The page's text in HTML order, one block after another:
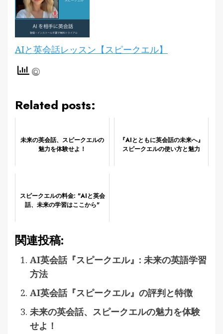
AIと英会話レッスン【スピークエル】
Related posts:
未来の英会話、スピークエルの
魅力を体験せよ！
『AIとともに英会話の未来へ』
スピークエルの使い方と魅力
スピークエルの料金: "AIと英会
話、未来の学習はここから"
関連投稿:
AI英会話『スピークエル』: 未来の英語学習
方法
AI英会話『スピークエル』の評判と特徴
未来の英会話、スピークエルの魅力を体験
せよ！